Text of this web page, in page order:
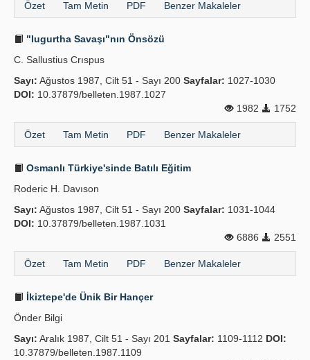
Özet Tam Metin PDF Benzer Makaleler
"Iugurtha Savaşı"nın Önsözü
C. Sallustius Crıspus
Sayı: Ağustos 1987, Cilt 51 - Sayı 200 Sayfalar: 1027-1030
DOI: 10.37879/belleten.1987.1027
1982
1752
Özet Tam Metin PDF Benzer Makaleler
Osmanlı Türkiye'sinde Batılı Eğitim
Roderic H. Davıson
Sayı: Ağustos 1987, Cilt 51 - Sayı 200 Sayfalar: 1031-1044
DOI: 10.37879/belleten.1987.1031
6886
2551
Özet Tam Metin PDF Benzer Makaleler
İkiztepe'de Ünik Bir Hançer
Önder Bilgi
Sayı: Aralık 1987, Cilt 51 - Sayı 201 Sayfalar: 1109-1112 DOI:
10.37879/belleten.1987.1109